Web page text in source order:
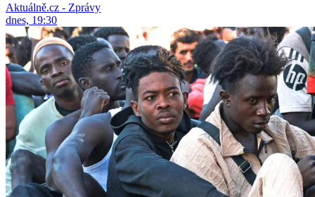
Aktuálně.cz - Zprávy
dnes, 19:30